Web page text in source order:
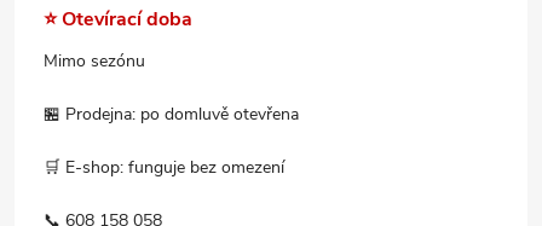
⭐ Otevírací doba
Mimo sezónu
🏪 Prodejna: po domluvě otevřena
🛒 E-shop: funguje bez omezení
📞 608 158 058